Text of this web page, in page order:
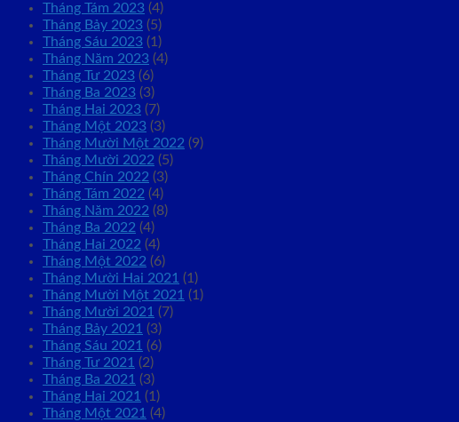
Tháng Tám 2023 (4)
Tháng Bảy 2023 (5)
Tháng Sáu 2023 (1)
Tháng Năm 2023 (4)
Tháng Tư 2023 (6)
Tháng Ba 2023 (3)
Tháng Hai 2023 (7)
Tháng Một 2023 (3)
Tháng Mười Một 2022 (9)
Tháng Mười 2022 (5)
Tháng Chín 2022 (3)
Tháng Tám 2022 (4)
Tháng Năm 2022 (8)
Tháng Ba 2022 (4)
Tháng Hai 2022 (4)
Tháng Một 2022 (6)
Tháng Mười Hai 2021 (1)
Tháng Mười Một 2021 (1)
Tháng Mười 2021 (7)
Tháng Bảy 2021 (3)
Tháng Sáu 2021 (6)
Tháng Tư 2021 (2)
Tháng Ba 2021 (3)
Tháng Hai 2021 (1)
Tháng Một 2021 (4)